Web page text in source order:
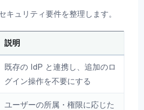
キュリティ要件を整理します。
説明
既存の IdP と連携し、追加のロ
グイン操作を不要にする
ユーザーの所属・権限に応じた